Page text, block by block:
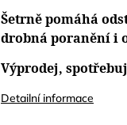
Šetrně pomáhá
drobná poranění i
Výprodej,
Detailní informace